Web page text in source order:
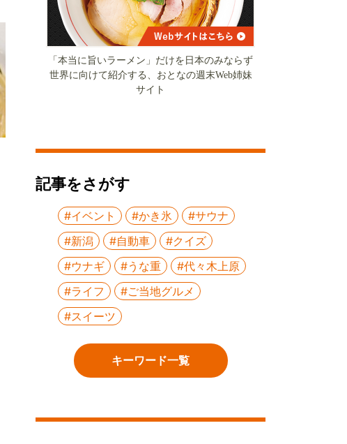
「本当に旨いラーメン」だけを日本のみならず
世界に向けて紹介する、おとなの週末Web姉妹
サイト
記事をさがす
#イベント #かき氷
#サウナ
#新潟
#自動車
#クイズ
#ウナギ
#うな重
#代々木上原
#ライフ
#ご当地グルメ
#スイーツ
キーワード一覧